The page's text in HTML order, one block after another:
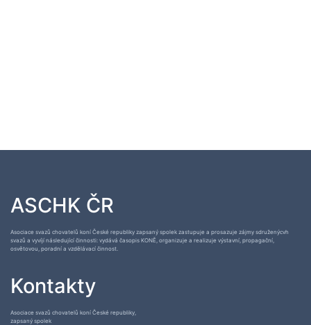
ASCHK ČR
Asociace svazů chovatelů koní České republiky zapsaný spolek zastupuje a prosazuje zájmy sdruženýcvh
svazů a vyvíjí následující činnosti: vydává časopis KONĚ, organizuje a realizuje výstavní, propagační,
osvětovou, poradní a vzdělávací činnost.
Kontakty
Asociace svazů chovatelů koní České republiky,
zapsaný spolek